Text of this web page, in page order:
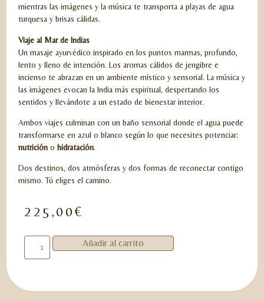
mientras las imágenes y la música te transporta a playas de agua
turquesa y brisas cálidas.
Viaje al Mar de Indias
Un masaje ayurvédico inspirado en los puntos marmas, profundo,
lento y lleno de intención. Los aromas cálidos de jengibre e
incienso te abrazan en un ambiente místico y sensorial. La música y
las imágenes evocan la India más espiritual, despertando los
sentidos y llevándote a un estado de bienestar interior.
Ambos viajes culminan con un baño sensorial donde el agua puede
transformarse en azul o blanco según lo que necesites potenciar:
nutrición ohidratación.
Dos destinos, dos atmósferas y dos formas de reconectar contigo
mismo. Tú eliges el camino.
225,00€
Añadir al carrito